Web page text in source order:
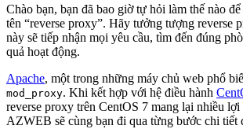
Chào bạn, bạn đã bao giờ tự hỏi làm thế nào
tên “reverse proxy”. Hãy tưởng tượng reverse
này sẽ tiếp nhận mọi yêu cầu, tìm đến đúng
quả hoạt động.
Apache, một trong những máy chủ web phổ
mod_proxy. Khi kết hợp với hệ điều hành
reverse proxy trên CentOS 7 mang lại nhiều
AZWEB sẽ cùng bạn đi qua từng bước chi tiết